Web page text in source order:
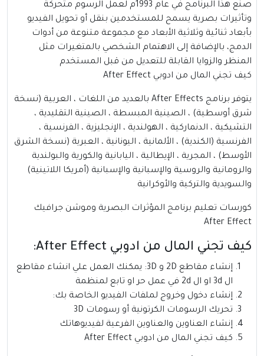
صنع هذا البرنامج في عام 1993م لعمل الرسوم متحركة
وتأثيرات بصرية يسمح للمستخدمين بنقل أو تحويل الفيديو
بأبعاد ثنائية وثلاثية الأبعاد مع مجموعة متنوعة من أدوات
الدمج، بالإضافة إلى الاهتمام الشخصي بالمتغيرات مثل
المنظر والزوايا القابلة للتعديل من قبل المستخدم
كيف تجني المال من ادوبي After Effect
يتوفر برنامج After Effects بالعديد من اللغات ، العربية (نسخة
شرق أوسطية) ، الصينية المبسطة ، الصينية التقليدية ،
التشيكية ، الدنماركية ، الهولندية ، الإنجليزية ، الفرنسية ،
الفرنسية (الكندية) ، الألمانية ، اليونانية ، العبرية (نسخة الشرق
الأوسط) ، المجرية ، الإيطالية ، اليابانية والكورية والبولندية
والرومانية والروسية والإسبانية والإسبانية (أمريكا اللاتينية)
والسويدية والتركية والأوكرانية
كورسات تعليم برنامج المؤثرات البصرية وموشن جرافيك
After Effect
كيف تجني المال من ادوبي After Effect:
إنشاء مقاطع 2D و 3D: يمكنك العمل علي انشاء مقاطع
ال 3d او ال 2d في عمل حر او تابع لمنظمة
إنشاء دخول وخروج لملفات الفيديو الخاصة بك:
تحريك الرسومات الكرتونية أو رسومات 3D
إنشاء العناوين والعناوين الفرعية لفيديوهاتك
كيف تجني المال من ادوبي After Effect